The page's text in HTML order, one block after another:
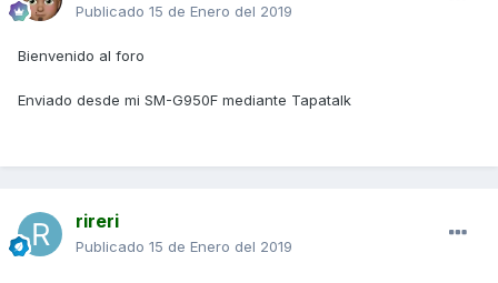
Publicado 15 de Enero del 2019
Bienvenido al foro
Enviado desde mi SM-G950F mediante Tapatalk
rireri
Publicado 15 de Enero del 2019